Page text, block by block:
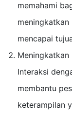
memahami
meningkatkan
mencapai
Meningkatkan
Interaksi
membantu
keterampilan